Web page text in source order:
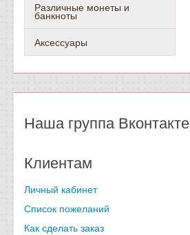
Различные монеты и
банкноты
Аксессуары
Наша группа Вконтакте
Клиентам
Личный кабинет
Список пожеланий
Как сделать заказ